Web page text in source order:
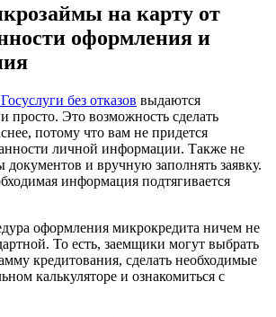
на карту от
оформления и
без отказов выдаются
просто. Это возможность сделать
потому что вам не придется
личной информации. Также не
документов и вручную заполнять заявку.
информация подтягивается
оформления микрокредита ничем не
То есть, заемщики могут выбрать
кредитования, сделать необходимые
калькуляторе и ознакомиться с